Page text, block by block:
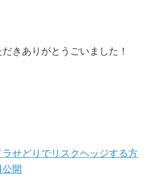
きありがとうごいました！
せどりでリスクヘッジする方
開